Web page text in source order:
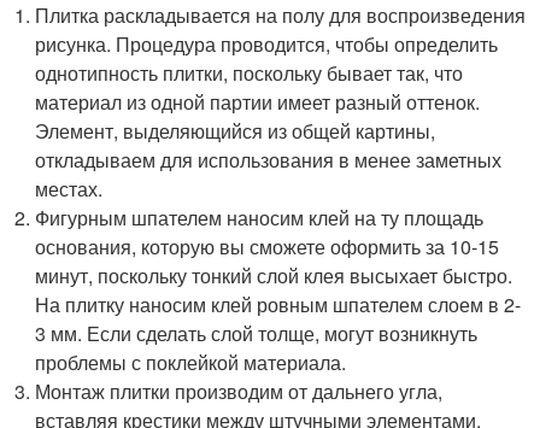
Плитка раскладывается на полу для воспроизведения
рисунка. Процедура проводится, чтобы определить
однотипность плитки, поскольку бывает так, что
материал из одной партии имеет разный оттенок.
Элемент, выделяющийся из общей картины,
откладываем для использования в менее заметных
местах.
Фигурным шпателем наносим клей на ту площадь
основания, которую вы сможете оформить за 10-15
минут, поскольку тонкий слой клея высыхает быстро.
На плитку наносим клей ровным шпателем слоем в 2-
3 мм. Если сделать слой толще, могут возникнуть
проблемы с поклейкой материала.
Монтаж плитки производим от дальнего угла,
вставляя крестики между штучными элементами.